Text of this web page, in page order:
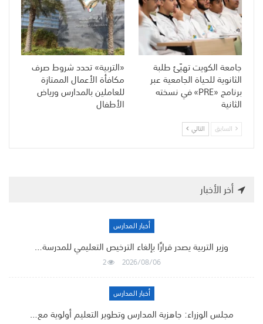
جامعة الكويت تهيّئ طلبة
الثانوية للحياة الجامعية عبر
برنامج «PRE» في نسخته
الثانية
«التربية» تحدد شروط صرف
مكافأة الأعمال الممتازة
للعاملين بالمدارس ورياض
الأطفال
السابق التالي
أخر الأخبار
أخبار المدارس
وزير التربية يصدر قرارًا بإلغاء الترخيص التعليمي للمدرسة…
2026/08/06
2
أخبار المدارس
مجلس الوزراء: جاهزية المدارس وتطوير التعليم أولوية مع…